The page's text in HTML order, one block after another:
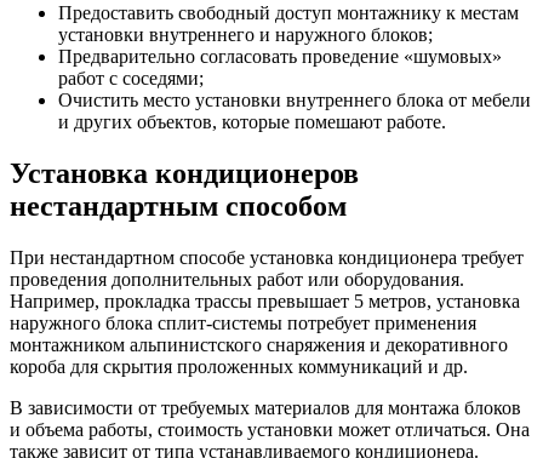
Предоставить свободный доступ монтажнику к местам
установки внутреннего и наружного блоков;
Предварительно согласовать проведение «шумовых»
работ с соседями;
Очистить место установки внутреннего блока от мебели
и других объектов, которые помешают работе.
Установка кондиционеров
нестандартным способом
При нестандартном способе установка кондиционера требует
проведения дополнительных работ или оборудования.
Например, прокладка трассы превышает 5 метров, установка
наружного блока сплит-системы потребует применения
монтажником альпинистского снаряжения и декоративного
короба для скрытия проложенных коммуникаций и др.
В зависимости от требуемых материалов для монтажа блоков
и объема работы, стоимость установки может отличаться. Она
также зависит от типа устанавливаемого кондиционера.